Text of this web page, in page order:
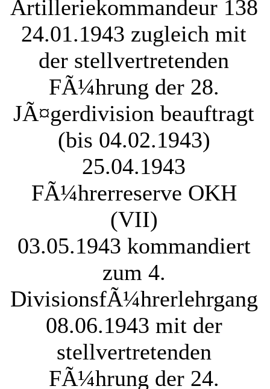
Artilleriekommandeur 138
24.01.1943 zugleich mit
der stellvertretenden
FÃ¼hrung der 28.
JÃ¤gerdivision beauftragt
(bis 04.02.1943)
25.04.1943
FÃ¼hrerreserve OKH
(VII)
03.05.1943 kommandiert
zum 4.
DivisionsfÃ¼hrerlehrgang
08.06.1943 mit der
stellvertretenden
FÃ¼hrung der 24.